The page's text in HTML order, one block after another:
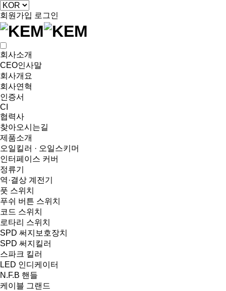
회원가입 로그인
회사소개
CEO인사말
회사개요
회사연혁
인증서
CI
협력사
찾아오시는길
제품소개
오일킬러 · 오일스키머
인터페이스 커버
정류기
역·결상 계전기
풋 스위치
푸쉬 버튼 스위치
코드 스위치
로타리 스위치
SPD 써지보호장치
SPD 써지킬러
스파크 킬러
LED 인디케이터
N.F.B 핸들
케이블 그랜드